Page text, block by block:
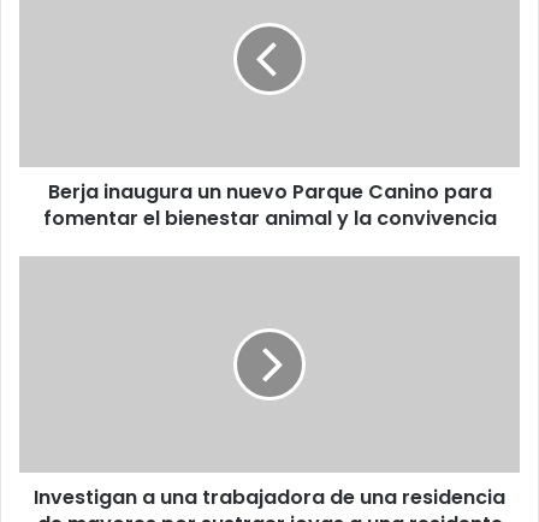
Berja inaugura un nuevo Parque Canino para
fomentar el bienestar animal y la convivencia
Investigan a una trabajadora de una residencia